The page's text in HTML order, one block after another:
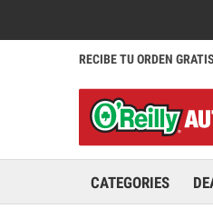
RECIBE TU ORDEN
CATEGORIES